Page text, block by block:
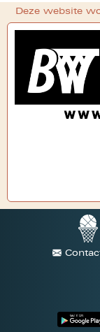
Deze website